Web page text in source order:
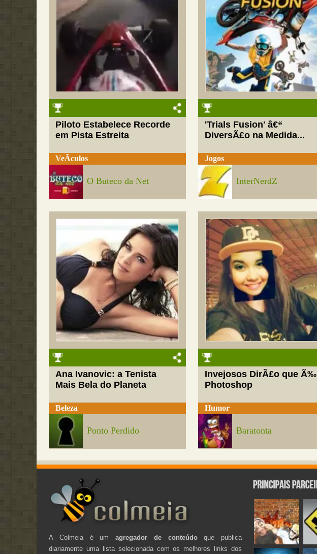
Piloto Estabelece Recorde
em Pista Estreita
VeÃ­culos
O Buteco da Net
'Trials Fusion' â€“
DiversÃ£o na Medida...
Jogos
InterNerdZ
Ana Ivanovic: a Tenista
Mais Bela do Planeta
Beleza
Ponto Perdido
Invejosos DirÃ£o que Ã‰
Photoshop
Humor
Baratonta
A Colmeia é umagregador de conteúdoque publica
diariamente uma lista selecionada com os melhores links dos